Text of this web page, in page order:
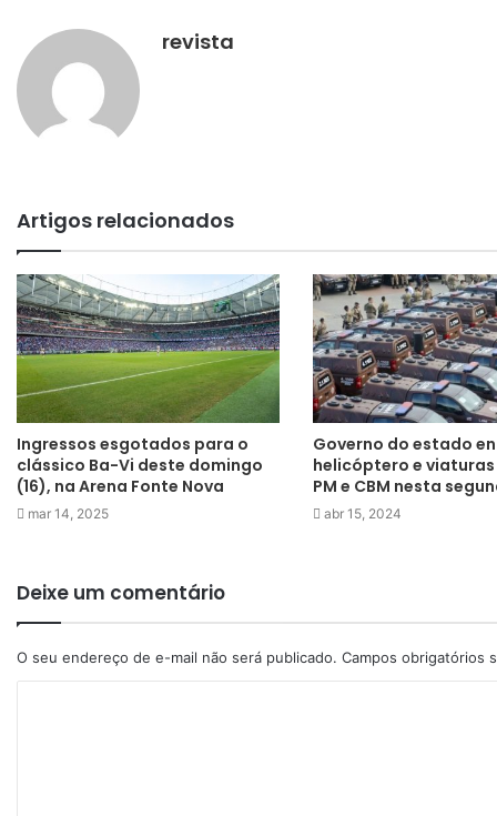
revista
Artigos relacionados
Ingressos esgotados para o
clássico Ba-Vi deste domingo
(16), na Arena Fonte Nova
mar 14, 2025
Governo do estado
helicóptero e
PM e CBM nesta
abr 15, 2024
Deixe um comentário
O seu endereço de e-mail não será publicado. Campos obrigatórios